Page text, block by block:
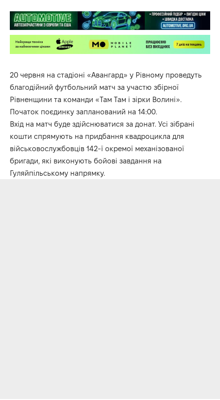
20 червня на стадіоні «Авангард» у Рівному проведуть
благодійний футбольний матч за участю збірної
Рівненщини та команди «Там Там і зірки Волині».
Початок поєдинку запланований на 14:00.
Вхід на матч буде здійснюватися за донат. Усі зібрані
кошти спрямують на придбання квадроцикла для
військовослужбовців 142-ї окремої механізованої
бригади, які виконують бойові завдання на
Гуляйпільському напрямку.